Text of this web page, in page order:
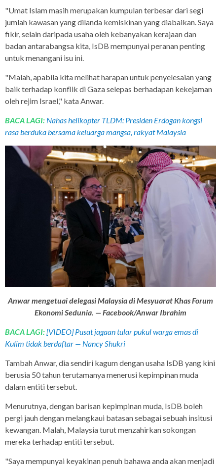
"Umat Islam masih merupakan kumpulan terbesar dari segi
jumlah kawasan yang dilanda kemiskinan yang diabaikan. Saya
fikir, selain daripada usaha oleh kebanyakan kerajaan dan
badan antarabangsa kita, IsDB mempunyai peranan penting
untuk menangani isu ini.
"Malah, apabila kita melihat harapan untuk penyelesaian yang
baik terhadap konflik di Gaza selepas berhadapan kekejaman
oleh rejim Israel," kata Anwar.
BACA LAGI: Nahas helikopter TLDM: Presiden Erdogan kongsi
rasa berduka bersama keluarga mangsa, rakyat Malaysia
Anwar mengetuai delegasi Malaysia di Mesyuarat Khas Forum
Ekonomi Sedunia. — Facebook/Anwar Ibrahim
BACA LAGI:[VIDEO] Pusat jagaan tular pukul warga emas di
Kulim tidak berdaftar — Nancy Shukri
Tambah Anwar, dia sendiri kagum dengan usaha IsDB yang kini
berusia 50 tahun terutamanya menerusi kepimpinan muda
dalam entiti tersebut.
Menurutnya, dengan barisan kepimpinan muda, IsDB boleh
pergi jauh dengan melangkaui batasan sebagai sebuah insitusi
kewangan. Malah, Malaysia turut menzahirkan sokongan
mereka terhadap entiti tersebut.
"Saya mempunyai keyakinan penuh bahawa anda akan menjadi